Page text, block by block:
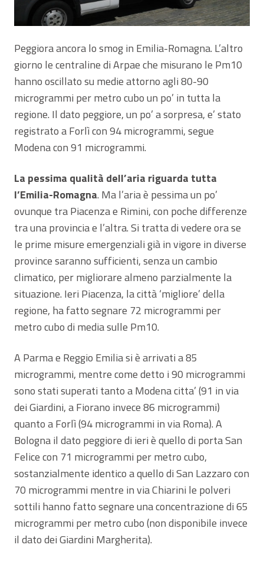
Peggiora ancora lo smog in Emilia-Romagna. L’altro
giorno le centraline di Arpae che misurano le Pm10
hanno oscillato su medie attorno agli 80-90
microgrammi per metro cubo un po’ in tutta la
regione. Il dato peggiore, un po’ a sorpresa, e’ stato
registrato a Forlì con 94 microgrammi, segue
Modena con 91 microgrammi.
La pessima qualità dell’aria riguarda tutta
l’Emilia-Romagna. Ma l’aria è pessima un po’
ovunque tra Piacenza e Rimini, con poche differenze
tra una provincia e l’altra. Si tratta di vedere ora se
le prime misure emergenziali già in vigore in diverse
province saranno sufficienti, senza un cambio
climatico, per migliorare almeno parzialmente la
situazione. Ieri Piacenza, la città ‘migliore’ della
regione, ha fatto segnare 72 microgrammi per
metro cubo di media sulle Pm10.
A Parma e Reggio Emilia si è arrivati a 85
microgrammi, mentre come detto i 90 microgrammi
sono stati superati tanto a Modena citta’ (91 in via
dei Giardini, a Fiorano invece 86 microgrammi)
quanto a Forlì (94 microgrammi in via Roma). A
Bologna il dato peggiore di ieri è quello di porta San
Felice con 71 microgrammi per metro cubo,
sostanzialmente identico a quello di San Lazzaro con
70 microgrammi mentre in via Chiarini le polveri
sottili hanno fatto segnare una concentrazione di 65
microgrammi per metro cubo (non disponibile invece
il dato dei Giardini Margherita).